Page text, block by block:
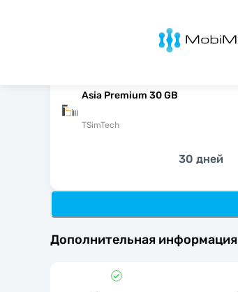
MobiMatter
Asia Premium 30 GB
TSimTech
30 дней
Дополнительная информация